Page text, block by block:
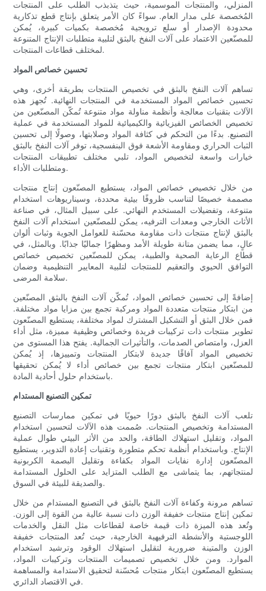
المنزلي، والمنتجات الموسمية، حيث يتذبذب الطلب على المنتجات
المُخصصة على مدار العام. سواءً كان الأمر يتعلق بإنتاج قطع تذكارية
محدودة الإصدار أو سلع ترويجية مُخصصة بكميات كبيرة، يُمكن
للمصنّعين الاعتماد على آلات النفخ بالبثق لتلبية متطلبات الإنتاج المتنوعة
لمختلف قطاعات المنتجات.
تحسين خصائص المواد
تساهم آلات النفخ بالبثق في تخصيص المنتجات بطريقة أخرى، وهي
تحسين خصائص المواد المستخدمة في المنتجات النهائية. تُجهز هذه
الآلات بتقنيات معالجة وأنظمة مناولة مواد متنوعة تُمكّن المصنّعين من
تخصيص الخصائص الفيزيائية والكيميائية للمواد المستخدمة في عملية
التصنيع. بدءًا من التحكم في كثافة المواد وصلابتها، وصولًا إلى تحسين
الثبات الحراري ومقاومة الأشعة فوق البنفسجية، توفر آلات النفخ بالبثق
خيارات واسعة لتخصيص المواد، تلبي مختلف تطبيقات المنتجات
ومتطلبات الأداء.
من خلال تخصيص خصائص المواد، يستطيع المصنّعون إنتاج منتجات
مصممة خصيصًا لتناسب ظروفًا بيئية محددة، وسيناريوهات استخدام
متنوعة، وتفضيلات المستخدم النهائي. على سبيل المثال، في صناعة
الأثاث الخارجي ومعدات الترفيه، يمكن للمصنّعين استخدام آلات النفخ
بالبثق لإنتاج منتجات ذات مقاومة محسّنة للعوامل الجوية وثبات ألوان
عالٍ، مما يضمن متانة طويلة الأمد ومظهرًا جماليًا جذابًا. وبالمثل، في
قطاع الرعاية الصحية والطبية، يمكن للمصنّعين تخصيص خصائص
التوافق الحيوي والتعقيم للمنتجات لتلبية المعايير التنظيمية وضمان
سلامة المرضى.
إضافةً إلى تحسين خصائص المواد، تُمكّن آلات النفخ بالبثق المصنّعين
من ابتكار منتجات متعددة المواد ومركبة تجمع بين مزايا مواد مختلفة.
فمن خلال البثق أو التشكيل المشترك لمواد مختلفة، يستطيع المصنّعون
تطوير منتجات ذات تركيبات فريدة وخصائص وظيفية مميزة، مثل أداء
العزل، وامتصاص الصدمات، والتأثيرات الجمالية. يفتح هذا المستوى من
تخصيص المواد آفاقًا جديدة لابتكار المنتجات وتمييزها، إذ يُمكن
للمصنّعين ابتكار منتجات تجمع بين خصائص أداء لا يُمكن تحقيقها
باستخدام حلول أحادية المادة.
تمكين التصنيع المستدام
تلعب آلات النفخ بالبثق دورًا حيويًا في تمكين ممارسات التصنيع
المستدامة وتخصيص المنتجات. صُممت هذه الآلات لتحسين استخدام
المواد، وتقليل استهلاك الطاقة، والحد من الأثر البيئي طوال عملية
الإنتاج. وباستخدام أنظمة تحكم متطورة وتقنيات إعادة التدوير، يستطيع
المصنّعون إدارة نفايات المواد بكفاءة وتقليل البصمة الكربونية
لمنتجاتهم، بما يتماشى مع الطلب المتزايد على الحلول المستدامة
والصديقة للبيئة في السوق.
تساهم مرونة وكفاءة آلات النفخ بالبثق في التصنيع المستدام من خلال
تمكين إنتاج منتجات خفيفة الوزن ذات نسبة عالية من القوة إلى الوزن.
وتُعد هذه الميزة ذات قيمة خاصة لقطاعات مثل النقل والخدمات
اللوجستية والأنشطة الترفيهية الخارجية، حيث تُعد المنتجات خفيفة
الوزن والمتينة ضرورية لتقليل استهلاك الوقود وترشيد استخدام
الموارد. ومن خلال تخصيص تصميمات المنتجات وتركيبات المواد،
يستطيع المصنّعون ابتكار منتجات مُحسّنة لتحقيق الاستدامة والمساهمة
في الاقتصاد الدائري.